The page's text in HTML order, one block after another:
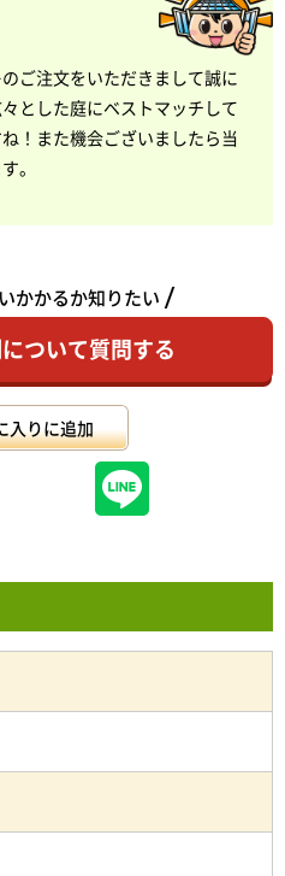
ご注文をいただきまして誠に
とした庭にベストマッチして
！また機会ございましたら当
。
かかるか知りたい
ついて質問する
入りに追加